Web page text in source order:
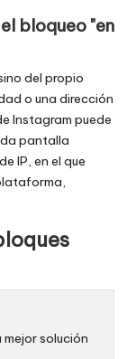
bloqueo "en
del propio
o una dirección
Instagram puede
pantalla
IP, en el que
mejor solución